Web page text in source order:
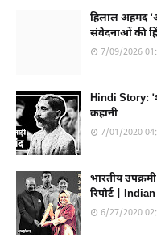
हिलाल अहमद
संवेदनाओं की
7/09/2026
Hindi Story:
कहानी
7/01/2020
भारतीय
रिपोर्ट |
6/27/2020